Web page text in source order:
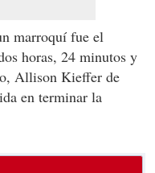
marroquí fue el
horas, 24 minutos y
Allison Kieffer de
en terminar la